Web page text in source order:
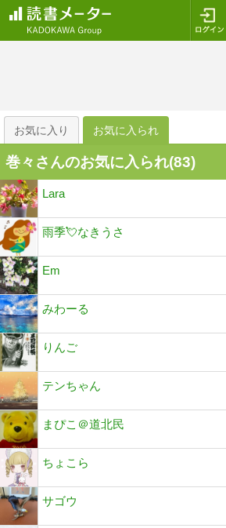
お気に入り お気に入られ
巻々さんのお気に入られ(83)
Lara
雨季💘なきうさ
Em
みわーる
りんご
テンちゃん
まぴこ＠道北民
ちょこら
サゴウ